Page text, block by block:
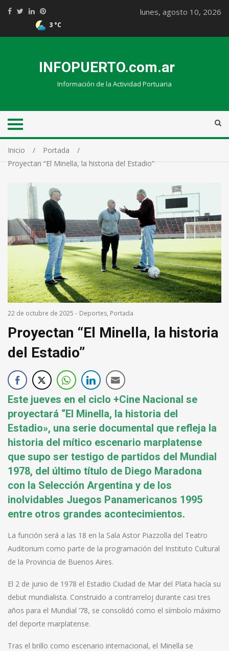
3 °C
lunes, agosto 10, 2026
INFOPUERTO.com.ar
Información de la Actividad Portuaria
Inicio
Portada
Proyectan “El Minella, la historia del Estadio”
22 de octubre de 2025 - Deportes, Portada
Proyectan “El Minella, la historia
del Estadio”
Este jueves en el ciclo +Cine Nacional se
proyectará “El Minella, la historia del
Estadio», una serie documental que refleja la
historia del mítico escenario marplatense
que supo ser testigo de partidos del Mundial
1978, del último título de Diego Maradona
con la Selección Argentina y de los
inolvidables Juegos Panamericanos 1995
entre otros grandes acontecimientos.
La función será a las 18 en la Sala Astor Piazzolla del Teatro
Auditorium como parte de la programación del Instituto Cultural
de la Provincia de Buenos Aires.
El 2 de junio de 1978 el Estadio Ciudad de Mar del Plata hacía su
debut mundialista. Construido a contrarreloj durante casi tres
años para el Mundial ’78, se consolidó como el símbolo máximo
del deporte marplatense.
Tras el brillo como escenario internacional, el Minella se